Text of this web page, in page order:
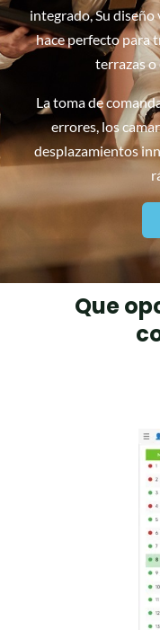
integrado, Su
hace perfecto para
terrazas o
La toma de
errores, los
desplazamientos
Que